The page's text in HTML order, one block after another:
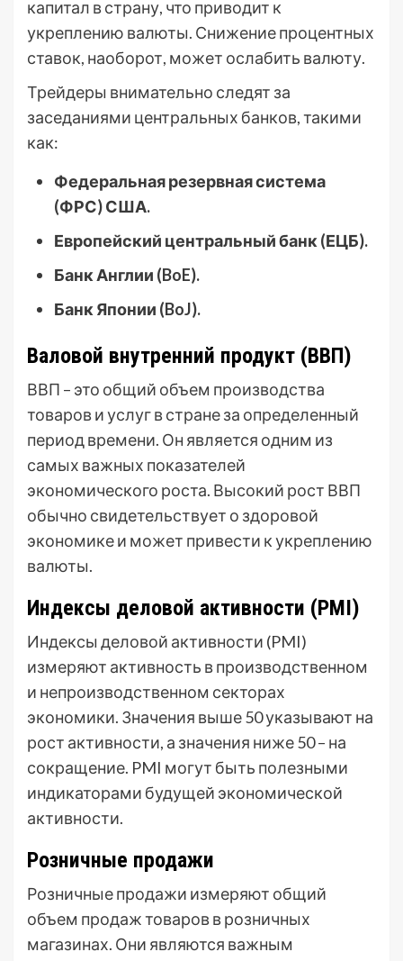
капитал в страну, что приводит к
укреплению валюты. Снижение процентных
ставок, наоборот, может ослабить валюту.
Трейдеры внимательно следят за
заседаниями центральных банков, такими
как:
Федеральная резервная система
(ФРС) США.
Европейский центральный банк (ЕЦБ).
Банк Англии (BoE).
Банк Японии (BoJ).
Валовой внутренний продукт (ВВП)
ВВП – это общий объем производства
товаров и услуг в стране за определенный
период времени. Он является одним из
самых важных показателей
экономического роста. Высокий рост ВВП
обычно свидетельствует о здоровой
экономике и может привести к укреплению
валюты.
Индексы деловой активности (PMI)
Индексы деловой активности (PMI)
измеряют активность в производственном
и непроизводственном секторах
экономики. Значения выше 50 указывают на
рост активности, а значения ниже 50 – на
сокращение. PMI могут быть полезными
индикаторами будущей экономической
активности.
Розничные продажи
Розничные продажи измеряют общий
объем продаж товаров в розничных
магазинах. Они являются важным